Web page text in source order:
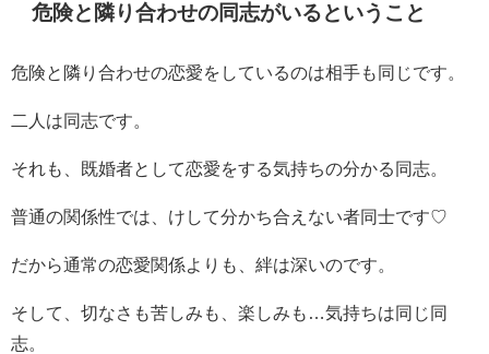
危険と隣り合わせの同志がいるということ
危険と隣り合わせの恋愛をしているのは相手も同じです。
二人は同志です。
それも、既婚者として恋愛をする気持ちの分かる同志。
普通の関係性では、けして分かち合えない者同士です♡
だから通常の恋愛関係よりも、絆は深いのです。
そして、切なさも苦しみも、楽しみも…気持ちは同じ同
志。